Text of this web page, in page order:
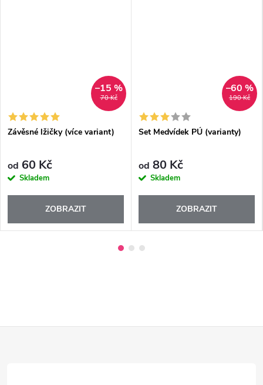
70 Kč
–15 %
Závěsné lžičky (více variant)
od 60 Kč
Skladem
ZOBRAZIT
190 Kč
–60 %
Set Medvídek PÚ (varianty)
od 80 Kč
Skladem
ZOBRAZIT